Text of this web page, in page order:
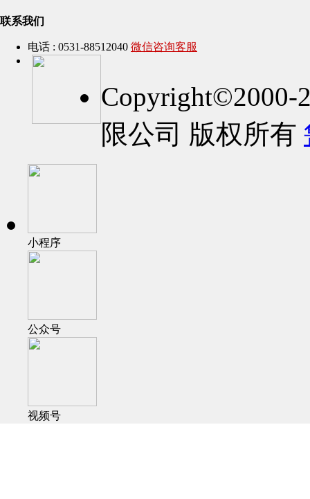
联系我们
电话 : 0531-88512040 微信咨询客服
Copyright©2000-
限公司 版权所有
小程序
公众号
视频号